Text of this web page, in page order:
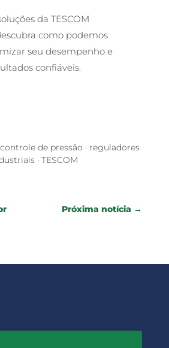
da TESCOM
como podemos
seu desempenho e
confiáveis.
controle de pressão · reguladores
·TESCOM
Próxima notícia →